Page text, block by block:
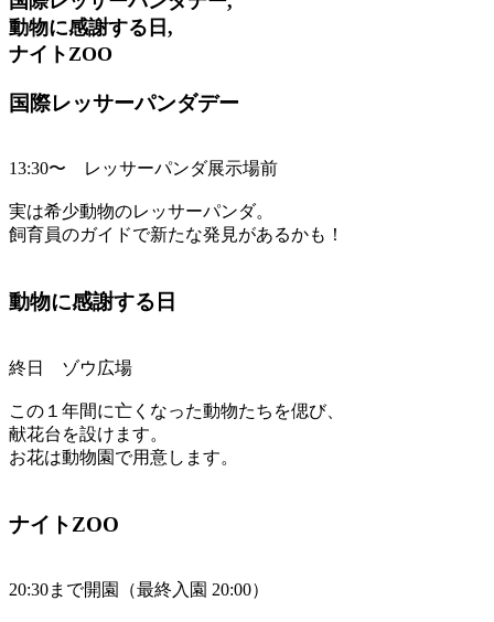
動物に感謝する日,
ナイトZOO
国際レッサーパンダデー
13:30〜 レッサーパンダ展示場前
実は希少動物のレッサーパンダ。
飼育員のガイドで新たな発見があるかも！
動物に感謝する日
終日 ゾウ広場
この１年間に亡くなった動物たちを偲び、
献花台を設けます。
お花は動物園で用意します。
ナイトZOO
20:30まで開園（最終入園 20:00）